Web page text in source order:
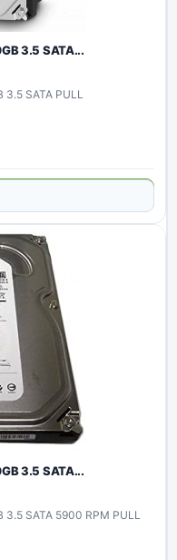
3.5 SATA...
3.5 SATA PULL
3.5 SATA...
3.5 SATA 5900 RPM PULL